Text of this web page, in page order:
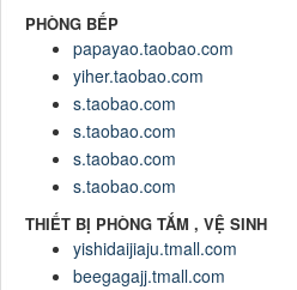
PHÒNG BẾP
papayao.taobao.com
yiher.taobao.com
s.taobao.com
s.taobao.com
s.taobao.com
s.taobao.com
THIẾT BỊ PHÒNG TẮM , VỆ SINH
yishidaijiaju.tmall.com
beegagajj.tmall.com